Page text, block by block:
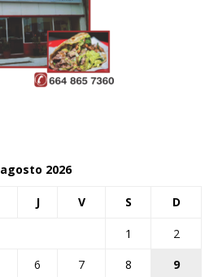
agosto 2026
J V S D
1
2
6 7 8
9